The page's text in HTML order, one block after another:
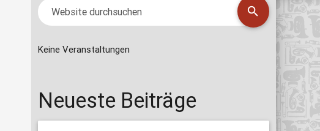
Keine Veranstaltungen
Neueste Beiträge